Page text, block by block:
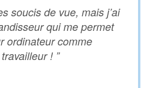
soucis de vue, mais j’ai
qui me permet
ordinateur comme
! ”